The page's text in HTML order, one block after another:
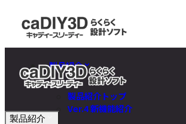
製品紹介
製品紹介トップ
Ver.4 新機能紹介
製品紹介